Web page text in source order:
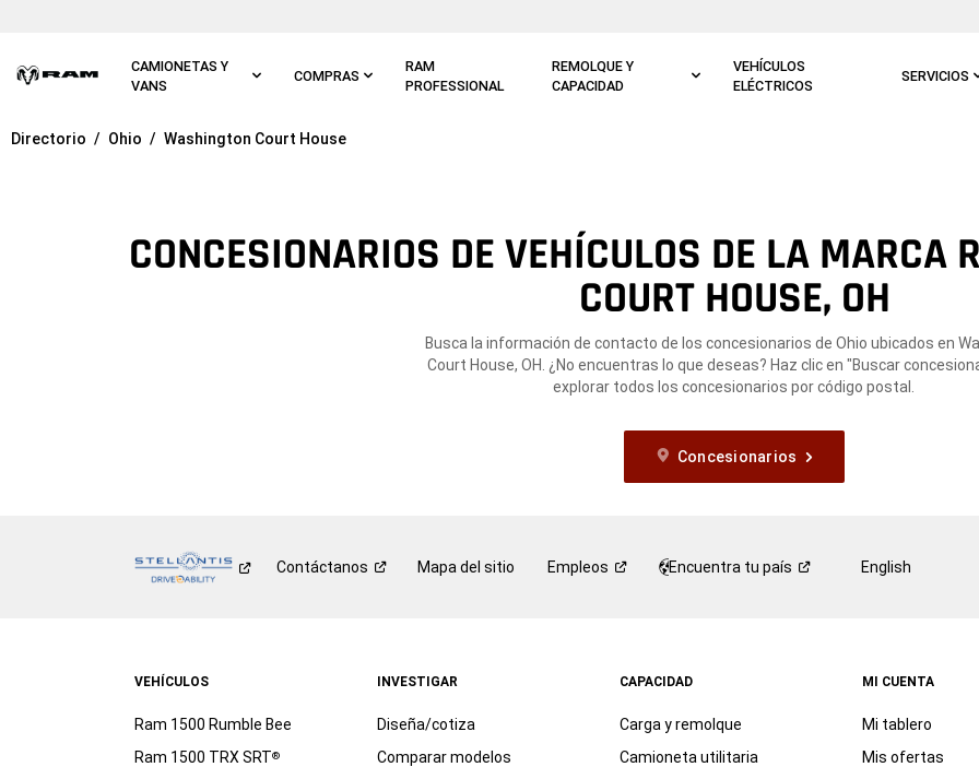
CAMIONETAS Y
VANS
COMPRAS
RAM
PROFESSIONAL
REMOLQUE Y
CAPACIDAD
VEHÍCULOS
ELÉCTRICOS
SERVICIOS
Ir a
Directorio Ohio Washington Court House
CONCESIONARIOS DE VEHÍCULOS DE LA MARCA
COURT HOUSE, OH
Busca la información de contacto de los concesionarios de Ohio ubicados en
Court House, OH. ¿No encuentras lo que deseas? Haz clic en "Buscar
explorar todos los concesionarios por código postal.
Concesionarios
Contáctanos Mapa del sitio Empleos Encuentra tu país English
VEHÍCULOS
Ram 1500 Rumble Bee
Ram 1500 TRX SRT®
INVESTIGAR
Diseña/cotiza
Comparar modelos
CAPACIDAD
Carga y remolque
Camioneta utilitaria
MI CUENTA
Mi tablero
Mis ofertas